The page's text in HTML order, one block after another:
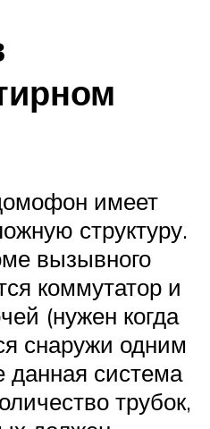
имеет
структуру.
вызывного
коммутатор и
(нужен когда
снаружи одним
система
трубок,